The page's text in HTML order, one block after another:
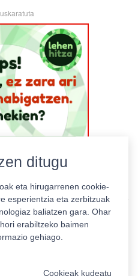
Estatistikak
ditugu
eta hirugarrenen cookie-
esperientzia eta zerbitzuak
baliatzen gara. Ohar
erabiltzeko baimen
gehiago.
Cookieak kudeatu